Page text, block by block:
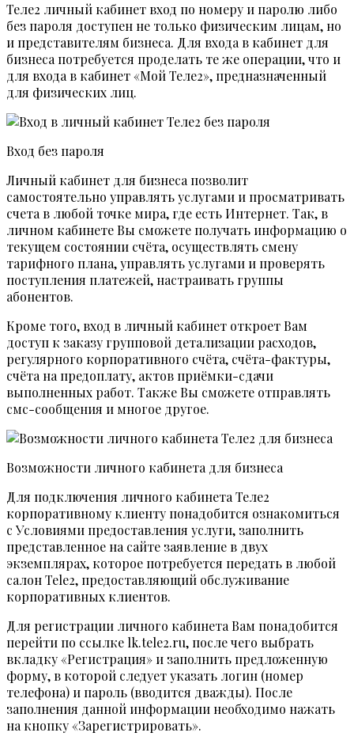
Теле2 личный кабинет вход по номеру и паролю либо
без пароля доступен не только физическим лицам, но
и представителям бизнеса. Для входа в кабинет для
бизнеса потребуется проделать те же операции, что и
для входа в кабинет «Мой Теле2», предназначенный
для физических лиц.
Вход без пароля
Личный кабинет для бизнеса позволит
самостоятельно управлять услугами и просматривать
счета в любой точке мира, где есть Интернет. Так, в
личном кабинете Вы сможете получать информацию о
текущем состоянии счёта, осуществлять смену
тарифного плана, управлять услугами и проверять
поступления платежей, настраивать группы
абонентов.
Кроме того, вход в личный кабинет откроет Вам
доступ к заказу групповой детализации расходов,
регулярного корпоративного счёта, счёта-фактуры,
счёта на предоплату, актов приёмки-сдачи
выполненных работ. Также Вы сможете отправлять
смс-сообщения и многое другое.
Возможности личного кабинета для бизнеса
Для подключения личного кабинета Теле2
корпоративному клиенту понадобится ознакомиться
с Условиями предоставления услуги, заполнить
представленное на сайте заявление в двух
экземплярах, которое потребуется передать в любой
салон Tele2, предоставляющий обслуживание
корпоративных клиентов.
Для регистрации личного кабинета Вам понадобится
перейти по ссылке lk.tele2.ru, после чего выбрать
вкладку «Регистрация» и заполнить предложенную
форму, в которой следует указать логин (номер
телефона) и пароль (вводится дважды). После
заполнения данной информации необходимо нажать
на кнопку «Зарегистрировать».